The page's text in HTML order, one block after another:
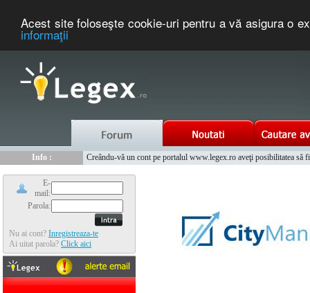
Acest site foloseşte cookie-uri pentru a vă asigura o
informaţii
Info :
www.tntauto.ro - Managementul Integrat al Parcului Auto
E-
mail:
Parola:
Nu ai cont? Inregistreaza-te
Ai uitat parola? Click aici